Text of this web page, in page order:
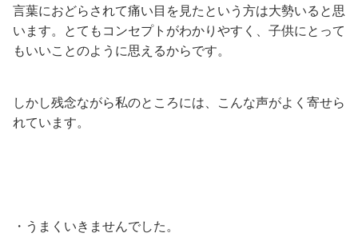
言葉におどらされて痛い目を見たという方は大勢いると思
います。とてもコンセプトがわかりやすく、子供にとって
もいいことのように思えるからです。
しかし残念ながら私のところには、こんな声がよく寄せら
れています。
・うまくいきませんでした。